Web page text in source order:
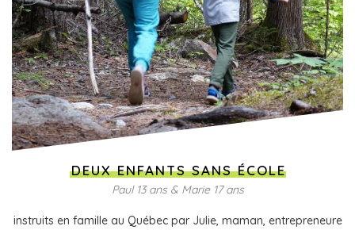
DEUX ENFANTS SANS ÉCOLE
Paul 13 ans & Marie 17 ans
instruits en famille au Québec par Julie, maman, entrepreneure